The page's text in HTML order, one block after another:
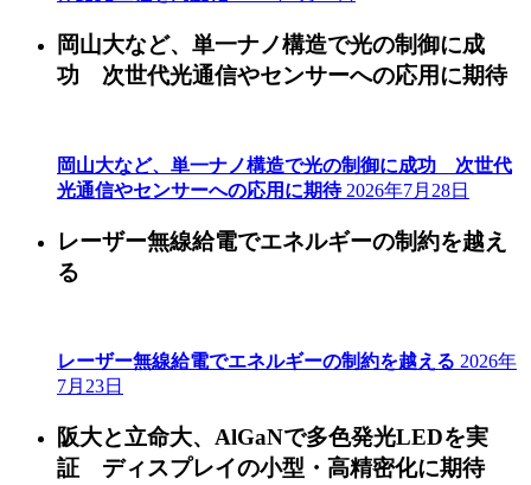
岡山大など、単一ナノ構造で光の制御に成
功 次世代光通信やセンサーへの応用に期待
岡山大など、単一ナノ構造で光の制御に成功 次世代
光通信やセンサーへの応用に期待 2026年7月28日
レーザー無線給電でエネルギーの制約を越え
る
レーザー無線給電でエネルギーの制約を越える 2026年
7月23日
阪大と立命大、AlGaNで多色発光LEDを実
証 ディスプレイの小型・高精密化に期待